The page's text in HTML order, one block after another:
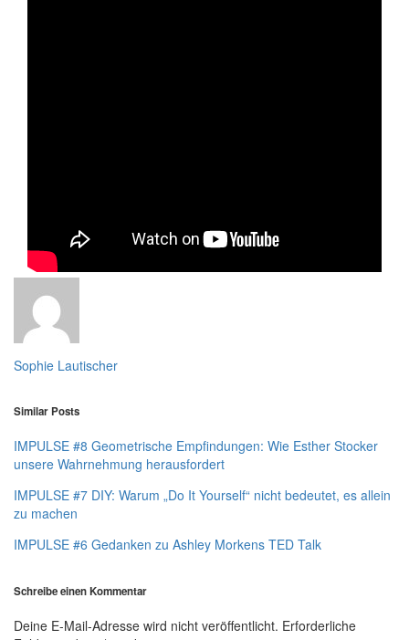
Sophie Lautischer
Similar Posts
IMPULSE #8 Geometrische Empfindungen: Wie Esther Stocker
unsere Wahrnehmung herausfordert
IMPULSE #7 DIY: Warum „Do It Yourself“ nicht bedeutet, es allein
zu machen
IMPULSE #6 Gedanken zu Ashley Morkens TED Talk
Schreibe einen Kommentar
Deine E-Mail-Adresse wird nicht veröffentlicht. Erforderliche